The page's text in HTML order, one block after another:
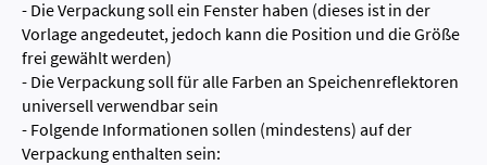
- Die Verpackung soll ein Fenster haben (dieses ist in der
Vorlage angedeutet, jedoch kann die Position und die Größe
frei gewählt werden)
- Die Verpackung soll für alle Farben an Speichenreflektoren
universell verwendbar sein
- Folgende Informationen sollen (mindestens) auf der
Verpackung enthalten sein: